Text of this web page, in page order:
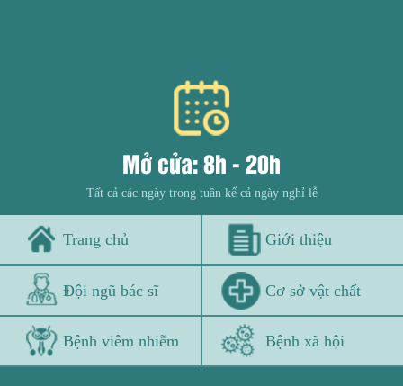
Mở cửa: 8h - 20h
Tất cả các ngày trong tuần kể cả ngày nghỉ lễ
Trang chủ Giới thiệu
Đội ngũ bác sĩ Cơ sở vật chất
Bệnh viêm nhiễm Bệnh xã hội